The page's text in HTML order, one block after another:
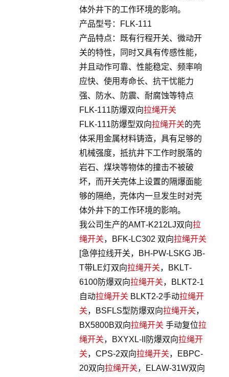
体外井下的工作环境的影响。
产品型号：FLK-111
产品特点：既有行程开关、微动开
关的特性，同时又具有传感性能，
并且动作可靠、性能稳定、频率响
应快、使用寿命长、抗干忧能力
强、防水、防震、耐腐蚀等特点
FLK-111防爆双向拉绳开关
FLK-111防爆型双向拉绳开关的壳
体采用金属材料铸造，具有足够的
机械强度，抵抗井下工作时脱落的
岩石、煤块等物体的撞击不被破
坏，而开关壳体上设置的隔爆面能
够的隔绝，壳体内一旦发生时对壳
体外井下的工作环境的影响。
我公司生产的AMT-K212LJ双向拉
绳开关，BFK-LC302 双向拉绳开关
[急停拉线开关，BH-PW-LSKG JB-
T带LE灯双向拉绳开关，BKLT-
6100防爆双向拉绳开关，BLKT2-1
自动拉绳开关 BLKT2-2手动拉绳开
关，BSFLS型防爆双向拉绳开关，
BX5800B双向拉绳开关 手动复位拉
绳开关，BXYXL-II防爆双向拉绳开
关，CPS-2双向拉绳开关，EBPC-
20双向拉绳开关，ELAW-31W双向